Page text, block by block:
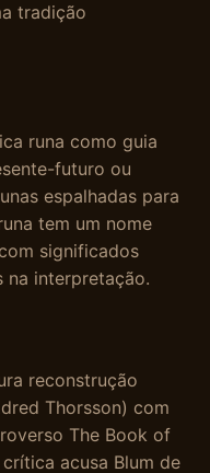
tradição
runa como guia
futuro ou
espalhadas para
tem um nome
significados
na interpretação.
reconstrução
Thorsson) com
The Book of
crítica acusa Blum de